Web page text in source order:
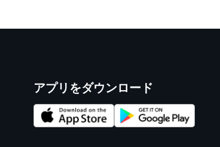
アプリをダウンロード